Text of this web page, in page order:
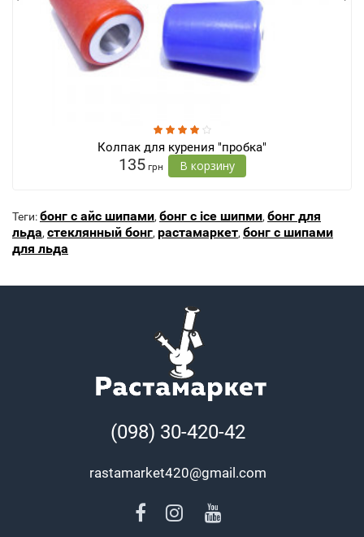
Колпак для курения "пробка"
135грн В корзину
Теги:бонг с айс шипами, бонг с ice шипми, бонг для
льда, стеклянный бонг, растамаркет, бонг с шипами
для льда
(098) 30-420-42
rastamarket420@gmail.com